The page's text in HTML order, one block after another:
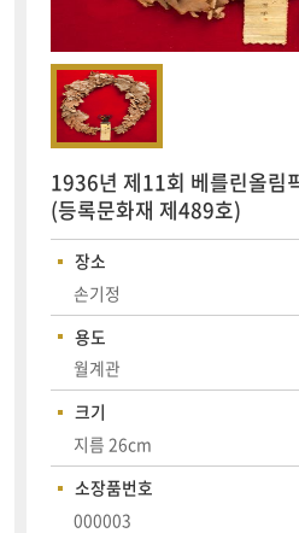
1936년 제11회 베를린올림
(등록문화재 제489호)
장소
손기정
용도
월계관
크기
지름 26cm
소장품번호
000003